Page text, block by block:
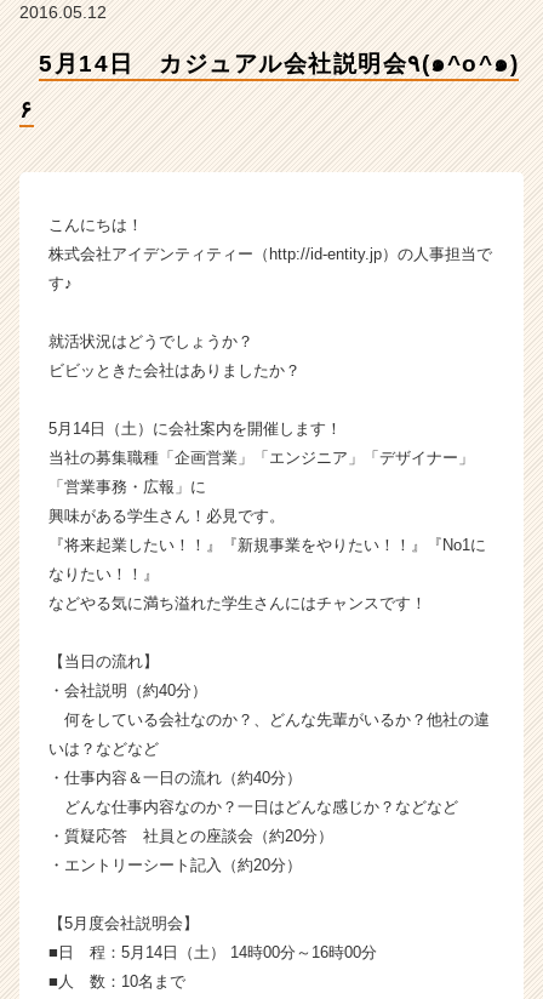
タ
イ
ン
ー・
長
業
か
ら
ス
カ
が
活
ト
チ
ア
キ
ア
2016.05.12
5月14日 カジュアル会社説明会٩(๑^o^๑)
۶
こんにちは！
株式会社アイデンティティー（http://id-entity.jp）の人事担当で
す♪
就活状況はどうでしょうか？
ビビッときた会社はありましたか？
5月14日（土）に会社案内を開催します！
当社の募集職種「企画営業」「エンジニア」「デザイナー」
「営業事務・広報」に
興味がある学生さん！必見です。
『将来起業したい！！』『新規事業をやりたい！！』『No1に
なりたい！！』
などやる気に満ち溢れた学生さんにはチャンスです！
【当日の流れ】
・会社説明（約40分）
何をしている会社なのか？、どんな先輩がいるか？他社の違
いは？などなど
・仕事内容＆一日の流れ（約40分）
どんな仕事内容なのか？一日はどんな感じか？などなど
・質疑応答 社員との座談会（約20分）
・エントリーシート記入（約20分）
【5月度会社説明会】
■日 程：5月14日（土） 14時00分～16時00分
■人 数：10名まで